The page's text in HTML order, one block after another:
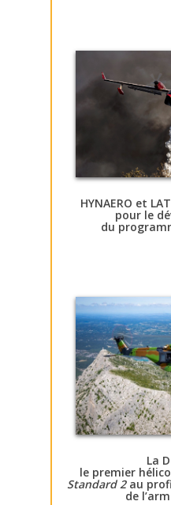
HYNAERO et
pour le
du
La
le premier
Standard 2au
de